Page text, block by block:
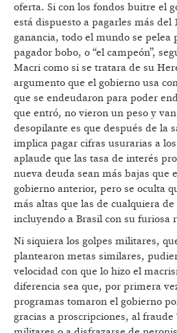
oferta. Si con los fondos buitre el
está dispuesto a pagarles más del
ganancia, todo el mundo se pelea
pagador bobo, o “el campeón”,
Macri como si se tratara de su
argumento que el gobierno usa
que se endeudaron para poder
que entró, no vieron un peso y
desopilante es que después de la
implica pagar cifras usurarias a
aplaude que las tasa de interés
nueva deuda sean más bajas que
gobierno anterior, pero se oculta
más altas que las de cualquiera
incluyendo a Brasil con su furiosa
Ni siquiera los golpes militares,
plantearon metas similares,
velocidad con que lo hizo el
diferencia sea que, por primera
programas tomaron el gobierno
gracias a proscripciones, al fraude